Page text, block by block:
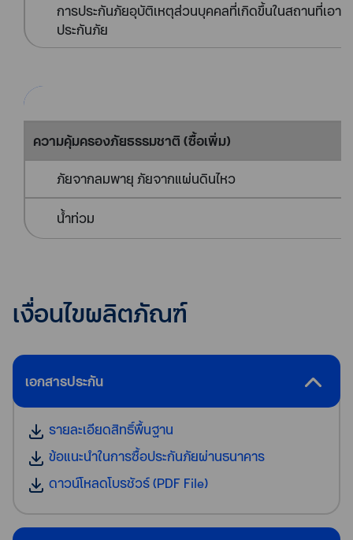
การประกันภัยอุบัติเหตุส่วนบุคคลที่เกิดขึ้นในสถานที่เอา
ประกันภัย
ความคุ้มครองภัยธรรมชาติ (ซื้อเพิ่ม)
ภัยจากลมพายุ ภัยจากแผ่นดินไหว
น้ำท่วม
เงื่อนไขผลิตภัณฑ์
เอกสารประกัน
รายละเอียดสิทธิ์พื้นฐาน
ข้อแนะนำในการซื้อประกันภัยผ่านธนาคาร
ดาวน์โหลดโบรชัวร์ (PDF File)